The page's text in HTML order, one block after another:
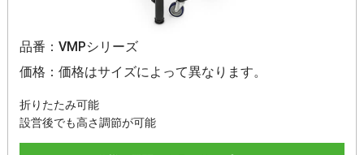
品番：VMPシリーズ
価格：価格はサイズによって異なります。
折りたたみ可能
設営後でも高さ調節が可能